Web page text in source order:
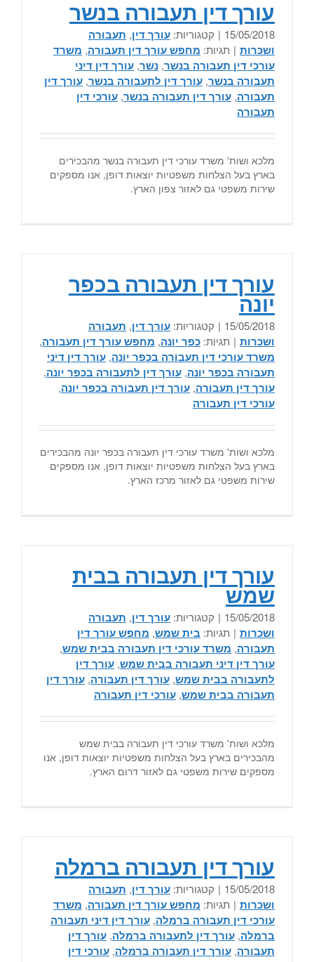
עורך דין תעבורה בנשר
15/05/2018
| קטגוריות: עורך דין, תעבורה
ושכרות | תגיות: מחפש עורך דין תעבורה, משרד
עורכי דין תעבורה בנשר, נשר, עורך דין דיני
תעבורה בנשר, עורך דין לתעבורה בנשר, עורך דין
תעבורה, עורך דין תעבורה בנשר, עורכי דין
תעבורה
מלכא ושות' משרד עורכי דין תעבורה בנשר מהבכירים
בארץ בעל הצלחות משפטיות יוצאות דופן, אנו מספקים
שירות משפטי גם לאזור צפון הארץ.
עורך דין תעבורה בכפר
יונה
15/05/2018
| קטגוריות: עורך דין, תעבורה
ושכרות | תגיות: כפר יונה, מחפש עורך דין תעבורה,
משרד עורכי דין תעבורה בכפר יונה, עורך דין דיני
תעבורה בכפר יונה, עורך דין לתעבורה בכפר יונה,
עורך דין תעבורה, עורך דין תעבורה בכפר יונה,
עורכי דין תעבורה
מלכא ושות' משרד עורכי דין תעבורה בכפר יונה מהבכירים
בארץ בעל הצלחות משפטיות יוצאות דופן, אנו מספקים
שירות משפטי גם לאזור מרכז הארץ.
עורך דין תעבורה בבית
שמש
15/05/2018
| קטגוריות: עורך דין, תעבורה
ושכרות | תגיות: בית שמש, מחפש עורך דין
תעבורה, משרד עורכי דין תעבורה בבית שמש,
עורך דין דיני תעבורה בבית שמש, עורך דין
לתעבורה בבית שמש, עורך דין תעבורה, עורך דין
תעבורה בבית שמש, עורכי דין תעבורה
מלכא ושות' משרד עורכי דין תעבורה בבית שמש
מהבכירים בארץ בעל הצלחות משפטיות יוצאות דופן, אנו
מספקים שירות משפטי גם לאזור דרום הארץ.
עורך דין תעבורה ברמלה
15/05/2018
| קטגוריות: עורך דין, תעבורה
ושכרות | תגיות: מחפש עורך דין תעבורה, משרד
עורכי דין תעבורה ברמלה, עורך דין דיני תעבורה
ברמלה, עורך דין לתעבורה ברמלה, עורך דין
תעבורה, עורך דין תעבורה ברמלה, עורכי דין